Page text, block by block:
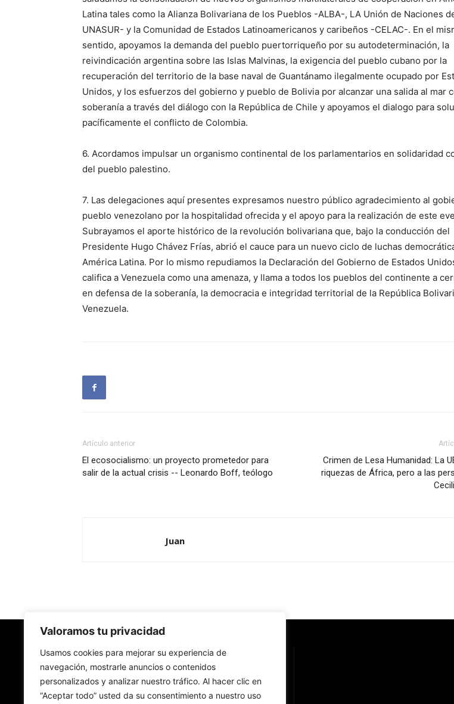
Valoramos tu privacidad
Usamos cookies para mejorar su experiencia de
navegación, mostrarle anuncios o contenidos
personalizados y analizar nuestro tráfico. Al hacer clic en
“Aceptar todo” usted da su consentimiento a nuestro uso
Latina tales como la Alianza Bolivariana de los Pueblos -ALBA-, LA Unión de Naciones
UNASUR- y la Comunidad de Estados Latinoamericanos y caribeños -CELAC-. En el
sentido, apoyamos la demanda del pueblo puertorriqueño por su autodeterminación, la
reivindicación argentina sobre las Islas Malvinas, la exigencia del pueblo cubano por la
recuperación del territorio de la base naval de Guantánamo ilegalmente ocupado por
Unidos, y los esfuerzos del gobierno y pueblo de Bolivia por alcanzar una salida al mar
soberanía a través del diálogo con la República de Chile y apoyamos el dialogo para
pacíficamente el conflicto de Colombia.
6. Acordamos impulsar un organismo continental de los parlamentarios en solidaridad
del pueblo palestino.
7. Las delegaciones aquí presentes expresamos nuestro público agradecimiento al
pueblo venezolano por la hospitalidad ofrecida y el apoyo para la realización de este
Subrayamos el aporte histórico de la revolución bolivariana que, bajo la conducción del
Presidente Hugo Chávez Frías, abrió el cauce para un nuevo ciclo de luchas
América Latina. Por lo mismo repudiamos la Declaración del Gobierno de Estados
califica a Venezuela como una amenaza, y llama a todos los pueblos del continente a
en defensa de la soberanía, la democracia e integridad territorial de la República
Venezuela.
Artículo anterior
El ecosocialismo: un proyecto prometedor para
salir de la actual crisis -- Leonardo Boff, teólogo
Crimen de Lesa Humanidad: La
riquezas de África, pero a las
Juan
Redes Cristianas
Una mirada alternativa sobre la Iglesia católica y la